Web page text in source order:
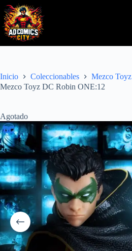
Saltar
al
contenido
Inicio Coleccionables
Mezco Toyz
Mezco Toyz DC Robin ONE:12
Agotado